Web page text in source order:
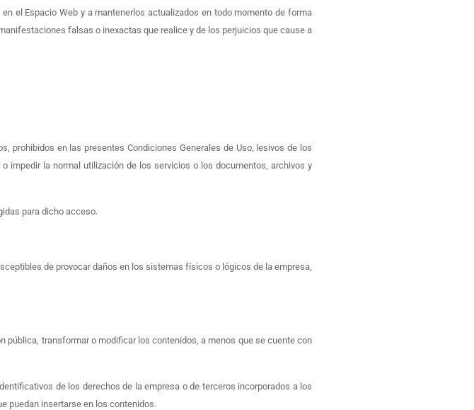
el Espacio Web y a mantenerlos actualizados en todo momento de forma
falsas o inexactas que realice y de los perjuicios que cause a
prohibidos en las presentes Condiciones Generales de Uso, lesivos de los
impedir la normal utilización de los servicios o los documentos, archivos y
para dicho acceso.
de provocar daños en los sistemas físicos o lógicos de la empresa,
pública, transformar o modificar los contenidos, a menos que se cuente con
de los derechos de la empresa o de terceros incorporados a los
puedan insertarse en los contenidos.